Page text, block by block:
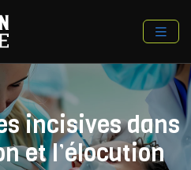
incisives dans
et l’élocution